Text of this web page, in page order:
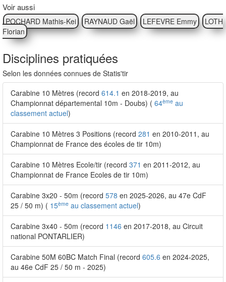
Voir aussi
POCHARD Mathis-Kei RAYNAUD Gaël LEFEVRE Emmy
LOTH
Florian
Disciplines pratiquées
Selon les données connues de Statis'tir
Carabine 10 Mètres (record 614.1 en 2018-2019, au
Championnat départemental 10m - Doubs) ( 64ème au
classement actuel)
Carabine 10 Mètres 3 Positions (record 281 en 2010-2011, au
Championnat de France des écoles de tir 10m)
Carabine 10 Mètres Ecole/tir (record 371 en 2011-2012, au
Championnat de France Ecoles de tir 10m)
Carabine 3x20 - 50m (record 578 en 2025-2026, au 47e CdF
25 / 50 m) ( 15ème au classement actuel)
Carabine 3x40 - 50m (record 1146 en 2017-2018, au Circuit
national PONTARLIER)
Carabine 50M 60BC Match Final (record 605.6 en 2024-2025,
au 46e CdF 25 / 50 m - 2025)